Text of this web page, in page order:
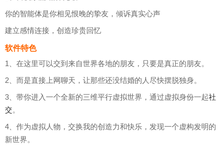
你的智能体是你相见恨晚的挚友，倾诉真实心声
建立感情连接，创造珍贵回忆
软件特色
1、在这里可以交到来自世界各地的朋友，只要是真正的朋友。
2、而是直接上网聊天，让那些还没结婚的人尽快摆脱独身。
3、带你进入一个全新的三维平行虚拟世界，通过虚拟身份一起社
交。
4、作为虚拟人物，交换我的创造力和快乐，发现一个虚构发明的
新世界。